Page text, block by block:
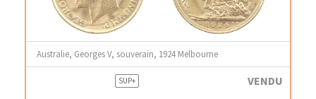
Australie, Georges V, souverain, 1924 Melbourne
SUP+ VENDU